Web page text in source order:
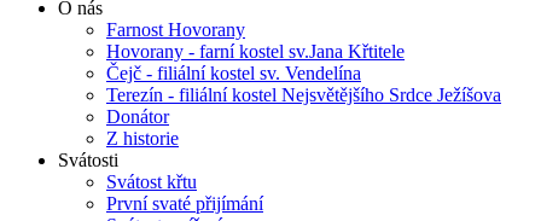
O nás
Farnost Hovorany
Hovorany - farní kostel sv.Jana Křtitele
Čejč - filiální kostel sv. Vendelína
Terezín - filiální kostel Nejsvětějšího Srdce Ježíšova
Donátor
Z historie
Svátosti
Svátost křtu
První svaté přijímání